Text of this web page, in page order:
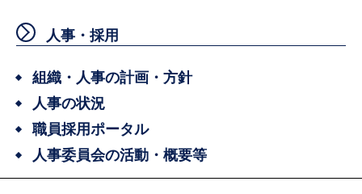
人事・採用
組織・人事の計画・方針
人事の状況
職員採用ポータル
人事委員会の活動・概要等